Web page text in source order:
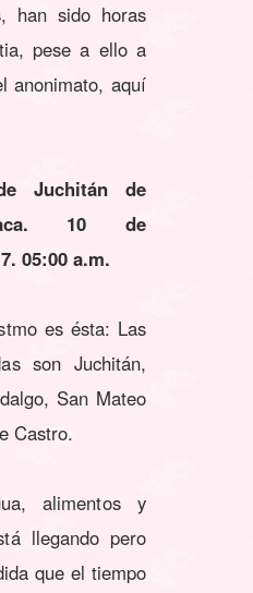
han sido horas
pese a ello a
anonimato, aquí
Juchitán de
10 de
05:00 a.m.
es ésta: Las
son Juchitán,
San Mateo
Castro.
alimentos y
llegando pero
que el tiempo